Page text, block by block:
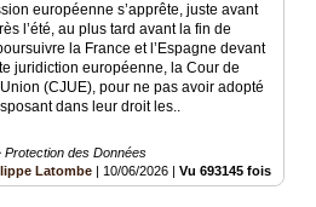
européenne s’apprête, juste avant
l’été, au plus tard avant la fin de
la France et l’Espagne devant
juridiction européenne, la Cour de
(CJUE), pour ne pas avoir adopté
dans leur droit les..
Protection des Données
Latombe
10/06/2026 |Vu 693145 fois